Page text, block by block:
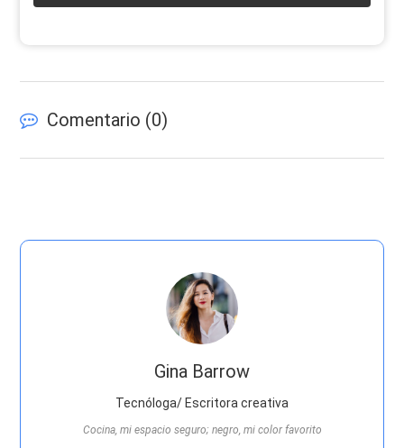
Comentario (0)
Gina Barrow
Tecnóloga/ Escritora creativa
Cocina, mi espacio seguro; negro, mi color favorito